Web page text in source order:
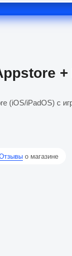
(iOS/iPadOS) с
о магазине